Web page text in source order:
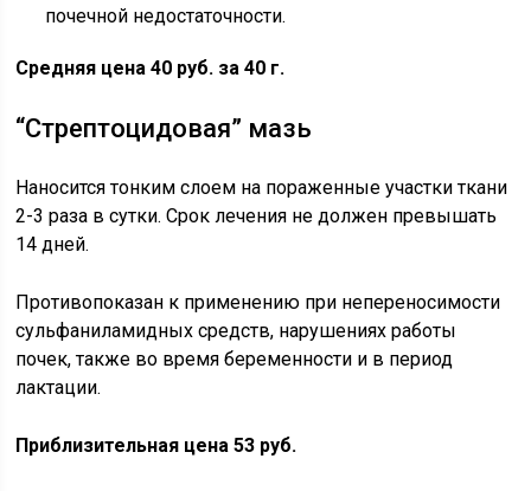
почечной недостаточности.
Средняя цена 40 руб. за 40 г.
“Стрептоцидовая” мазь
Наносится тонким слоем на пораженные участки ткани
2-3 раза в сутки. Срок лечения не должен превышать
14 дней.
Противопоказан к применению при непереносимости
сульфаниламидных средств, нарушениях работы
почек, также во время беременности и в период
лактации.
Приблизительная цена 53 руб.